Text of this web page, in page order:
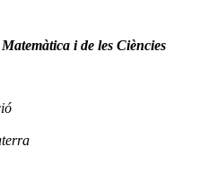
i de les Ciències